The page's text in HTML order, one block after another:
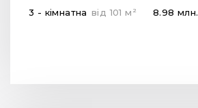
3 - кімнатна від 101 м 2 8.98 млн.